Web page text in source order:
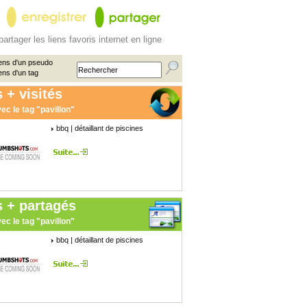
les liens favoris internet en ligne
d'un pseudo
d'un tag
+ visités
le tag "pavillon"
bbq | détaillant de piscines
+ partagés
le tag "pavillon"
bbq | détaillant de piscines